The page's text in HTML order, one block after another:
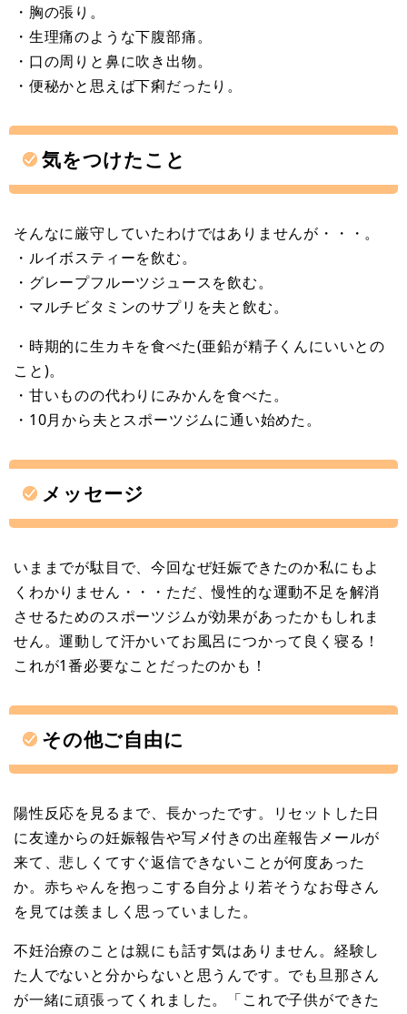
・胸の張り。
・生理痛のような下腹部痛。
・口の周りと鼻に吹き出物。
・便秘かと思えば下痢だったり。
気をつけたこと
そんなに厳守していたわけではありませんが・・・。
・ルイボスティーを飲む。
・グレープフルーツジュースを飲む。
・マルチビタミンのサプリを夫と飲む。
・時期的に生カキを食べた(亜鉛が精子くんにいいとの
こと)。
・甘いものの代わりにみかんを食べた。
・10月から夫とスポーツジムに通い始めた。
メッセージ
いままでが駄目で、今回なぜ妊娠できたのか私にもよ
くわかりません・・・ただ、慢性的な運動不足を解消
させるためのスポーツジムが効果があったかもしれま
せん。運動して汗かいてお風呂につかって良く寝る！
これが1番必要なことだったのかも！
その他ご自由に
陽性反応を見るまで、長かったです。リセットした日
に友達からの妊娠報告や写メ付きの出産報告メールが
来て、悲しくてすぐ返信できないことが何度あった
か。赤ちゃんを抱っこする自分より若そうなお母さん
を見ては羨ましく思っていました。
不妊治療のことは親にも話す気はありません。経験し
た人でないと分からないと思うんです。でも旦那さん
が一緒に頑張ってくれました。「これで子供ができた